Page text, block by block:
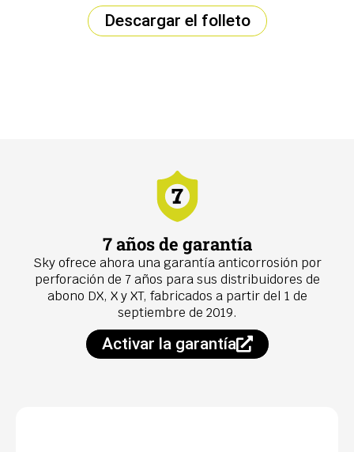
Descargar el folleto
7 años de garantía
Sky ofrece ahora una garantía anticorrosión por
perforación de 7 años para sus distribuidores de
abono DX, X y XT, fabricados a partir del 1 de
septiembre de 2019.
Activar la garantía